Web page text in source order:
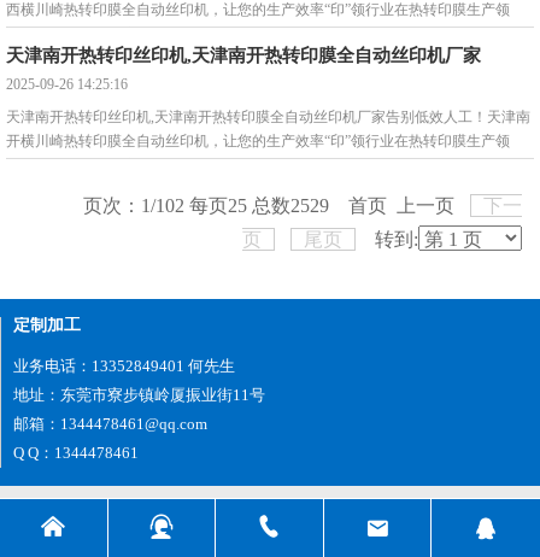
    
西横川崎热转印膜全自动丝印机，让您的生产效率“印”领行业在热转印膜生产领
天津南开热转印丝印机,天津南开热转印膜全自动丝印机厂家
2025-09-26 14:25:16
天津南开热转印丝印机,天津南开热转印膜全自动丝印机厂家告别低效人工！天津南
开横川崎热转印膜全自动丝印机，让您的生产效率“印”领行业在热转印膜生产领
页次：1/102 每页25 总数2529 首页 上一页
下一
页
尾页 转到:
定制加工
业务电话：13352849401 何先生
地址：东莞市寮步镇岭厦振业街11号
邮箱：1344478461@qq.com
Q Q：1344478461